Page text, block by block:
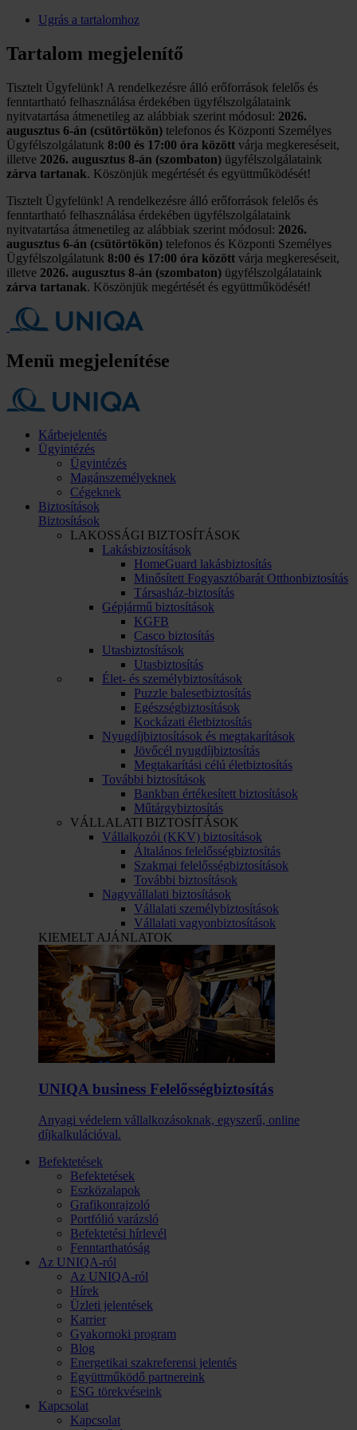
Ugrás a tartalomhoz
Tartalom megjelenítő
Tisztelt Ügyfelünk! A rendelkezésre álló erőforrások felelős és
fenntartható felhasználása érdekében ügyfélszolgálataink
nyitvatartása átmenetileg az alábbiak szerint módosul: 2026.
augusztus 6-án (csütörtökön) telefonos és Központi Személyes
Ügyfélszolgálatunk 8:00 és 17:00 óra között várja megkereséseit,
illetve 2026. augusztus 8-án (szombaton) ügyfélszolgálataink
zárva tartanak. Köszönjük megértését és együttműködését!
Tisztelt Ügyfelünk! A rendelkezésre álló erőforrások felelős és
fenntartható felhasználása érdekében ügyfélszolgálataink
nyitvatartása átmenetileg az alábbiak szerint módosul: 2026.
augusztus 6-án (csütörtökön) telefonos és Központi Személyes
Ügyfélszolgálatunk 8:00 és 17:00 óra között várja megkereséseit,
illetve 2026. augusztus 8-án (szombaton) ügyfélszolgálataink
zárva tartanak. Köszönjük megértését és együttműködését!
Menü megjelenítése
Kárbejelentés
Ügyintézés
Ügyintézés
Magánszemélyeknek
Cégeknek
Biztosítások
Biztosítások
LAKOSSÁGI BIZTOSÍTÁSOK
Lakásbiztosítások
HomeGuard lakásbiztosítás
Minősített Fogyasztóbarát Otthonbiztosítás
Társasház-biztosítás
Gépjármű biztosítások
KGFB
Casco biztosítás
Utasbiztosítások
Utasbiztosítás
Élet- és személybiztosítások
Puzzle balesetbiztosítás
Egészségbiztosítások
Kockázati életbiztosítás
Nyugdíjbiztosítások és megtakarítások
Jövőcél nyugdíjbiztosítás
Megtakarítási célú életbiztosítás
További biztosítások
Bankban értékesített biztosítások
Műtárgybiztosítás
VÁLLALATI BIZTOSÍTÁSOK
Vállalkozói (KKV) biztosítások
Általános felelősségbiztosítás
Szakmai felelősségbiztosítások
További biztosítások
Nagyvállalati biztosítások
Vállalati személybiztosítások
Vállalati vagyonbiztosítások
KIEMELT AJÁNLATOK
UNIQA business Felelősség­biztosítás
Anyagi védelem vállalkozásoknak, egyszerű, online
díjkalkulációval.
Befektetések
Befektetések
Eszközalapok
Grafikonrajzoló
Portfólió varázsló
Befektetési hírlevél
Fenntarthatóság
Az UNIQA-ról
Az UNIQA-ról
Hírek
Üzleti jelentések
Karrier
Gyakornoki program
Blog
Energetikai szakreferensi jelentés
Együttműködő partnereink
ESG törekvéseink
Kapcsolat
Kapcsolat